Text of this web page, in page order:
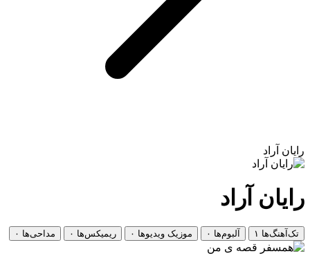
رایان آراد
رایان آراد
تک‌آهنگ‌ها ۱ آلبوم‌ها ۰ موزیک ویدیوها ۰ ریمیکس‌ها ۰ مداحی‌ها ۰